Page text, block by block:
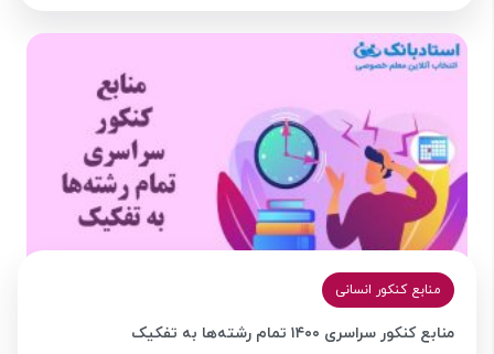
منابع کنکور انسانی
منابع کنکور سراسری ۱۴۰۰ تمام رشته‌ها به تفکیک